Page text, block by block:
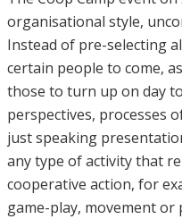
organisational style,
Instead of pre-selecting
certain people to come,
those to turn up on day
perspectives, processes
just speaking
any type of activity that
cooperative action, for
game-play, movement or